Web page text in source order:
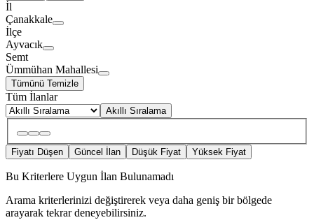
İl
Çanakkale
İlçe
Ayvacık
Semt
Ümmühan Mahallesi
Tümünü Temizle
Tüm İlanlar
Akıllı Sıralama
Fiyatı Düşen Güncel İlan Düşük Fiyat Yüksek Fiyat
Bu Kriterlere Uygun İlan Bulunamadı
Arama kriterlerinizi değiştirerek veya daha geniş bir bölgede
arayarak tekrar deneyebilirsiniz.